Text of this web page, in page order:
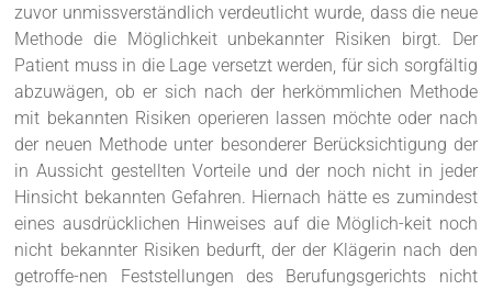
zuvor unmissverständlich verdeutlicht wurde, dass die neue
Methode die Möglichkeit unbekannter Risiken birgt. Der
Patient muss in die Lage versetzt werden, für sich sorgfältig
abzuwägen, ob er sich nach der herkömmlichen Methode
mit bekannten Risiken operieren lassen möchte oder nach
der neuen Methode unter besonderer Berücksichtigung der
in Aussicht gestellten Vorteile und der noch nicht in jeder
Hinsicht bekannten Gefahren. Hiernach hätte es zumindest
eines ausdrücklichen Hinweises auf die Möglich-keit noch
nicht bekannter Risiken bedurft, der der Klägerin nach den
getroffe-nen Feststellungen des Berufungsgerichts nicht